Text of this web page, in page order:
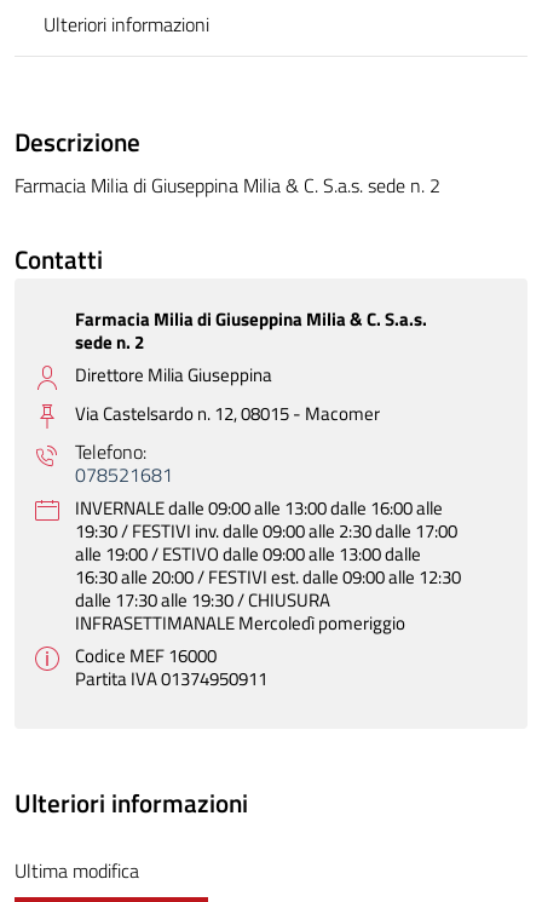
Ulteriori informazioni
Descrizione
Farmacia Milia di Giuseppina Milia & C. S.a.s. sede n. 2
Contatti
Farmacia Milia di Giuseppina Milia & C. S.a.s.
sede n. 2
Direttore Milia Giuseppina
Via Castelsardo n. 12, 08015 - Macomer
Telefono:
078521681
INVERNALE dalle 09:00 alle 13:00 dalle 16:00 alle
19:30 / FESTIVI inv. dalle 09:00 alle 2:30 dalle 17:00
alle 19:00 / ESTIVO dalle 09:00 alle 13:00 dalle
16:30 alle 20:00 / FESTIVI est. dalle 09:00 alle 12:30
dalle 17:30 alle 19:30 / CHIUSURA
INFRASETTIMANALE Mercoledì pomeriggio
Codice MEF 16000
Partita IVA 01374950911
Ulteriori informazioni
Ultima modifica